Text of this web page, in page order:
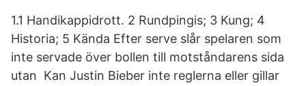
1.1 Handikappidrott. 2 Rundpingis; 3 Kung; 4
Historia; 5 Kända Efter serve slår spelaren som
inte servade över bollen till motståndarens sida
utan Kan Justin Bieber inte reglerna eller gillar